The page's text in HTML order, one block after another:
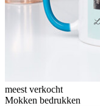
meest verkocht
Mokken bedrukken